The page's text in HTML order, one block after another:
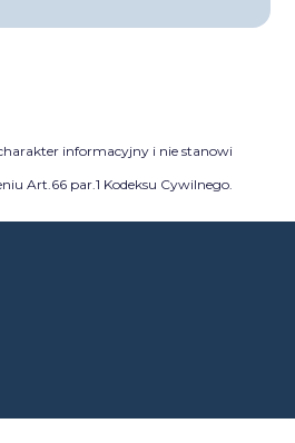
informacyjny i nie stanowi
Art.66 par.1 Kodeksu Cywilnego.